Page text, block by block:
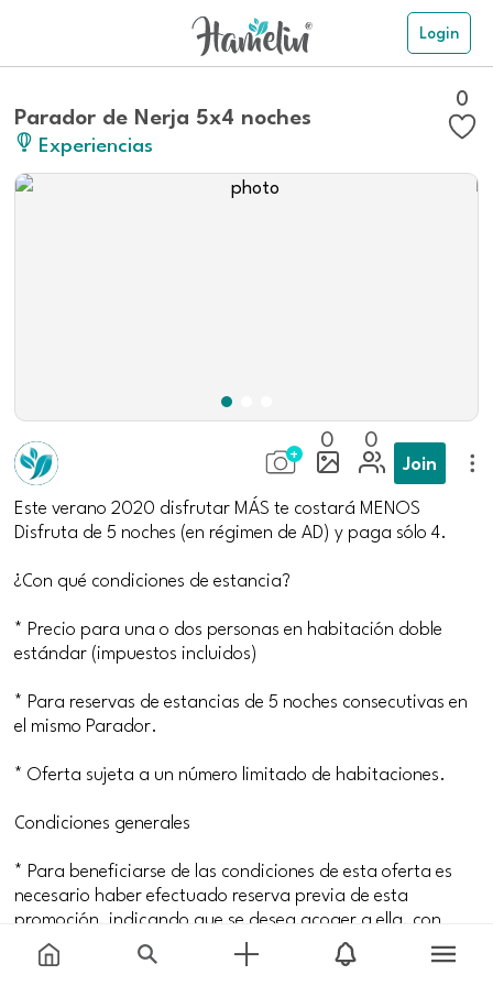
Login
Parador de Nerja 5x4 noches
Experiencias
0
0 0
Join
Este verano 2020 disfrutar MÁS te costará MENOS
Disfruta de 5 noches (en régimen de AD) y paga sólo 4.
¿Con qué condiciones de estancia?
* Precio para una o dos personas en habitación doble
estándar (impuestos incluidos)
* Para reservas de estancias de 5 noches consecutivas en
el mismo Parador.
* Oferta sujeta a un número limitado de habitaciones.
Condiciones generales
* Para beneficiarse de las condiciones de esta oferta es
necesario haber efectuado reserva previa de esta
promoción, indicando que se desea acoger a ella, con
anterioridad a su llegada al Parador.